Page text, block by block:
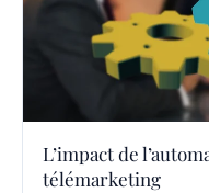
L’impact de
télémarketing